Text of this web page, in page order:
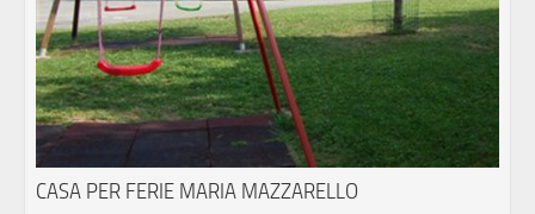
CASA PER FERIE MARIA MAZZARELLO